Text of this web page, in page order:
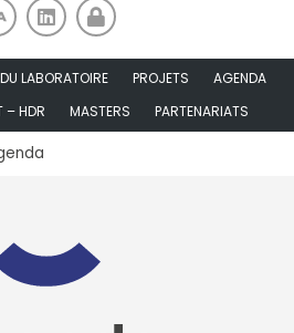
LABORATOIRE PROJETS
AGENDA
– HDR MASTERS PARTENARIATS